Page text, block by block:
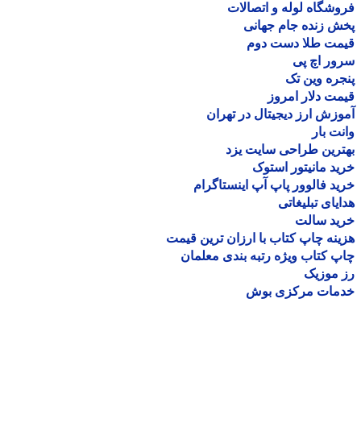
لوله و اتصالات
زنده جام جهانی
طلا دست دوم
اچ پی
وین تک
دلار امروز
ارز دیجیتال در تهران
بار
طراحی سایت یزد
مانیتور استوک
فالوور پاپ آپ اینستاگرام
تبلیغاتی
سالت
چاپ کتاب با ارزان ترین قیمت
کتاب ویژه رتبه بندی معلمان
موزیک
مرکزی بوش